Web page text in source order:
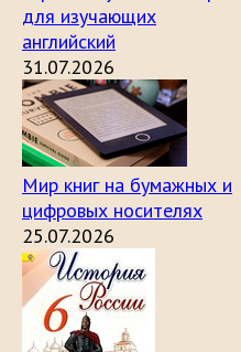
для изучающих
английский
31.07.2026
Мир книг на бумажных и
цифровых носителях
25.07.2026